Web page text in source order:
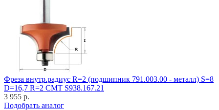
Фреза внутр.радиус R=2 (подшипник 791.003.00 - металл) S=8
D=16,7 R=2 CMT S938.167.21
3 955 р.
Подобрать аналог